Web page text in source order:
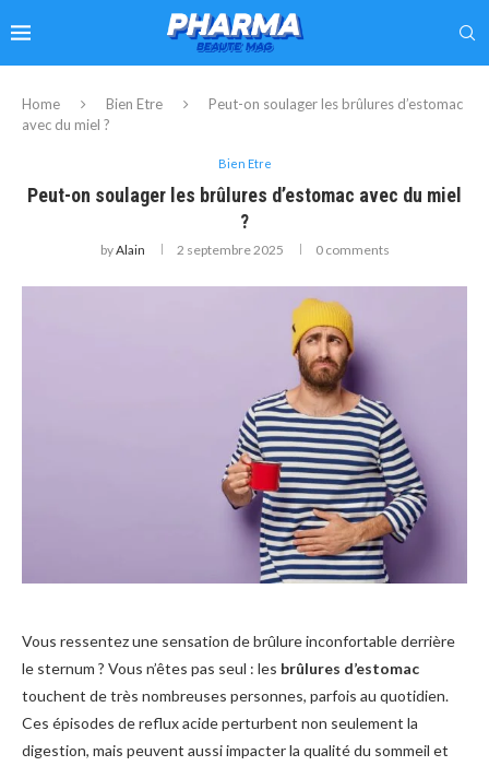
Home Bien Etre
Peut-on soulager les brûlures d’estomac
avec du miel ?
Bien Etre
Peut-on soulager les brûlures d’estomac avec du miel
?
byAlain 2 septembre 2025 0 comments
Vous ressentez une sensation de brûlure inconfortable derrière
le sternum ? Vous n’êtes pas seul : les brûlures d’estomac
touchent de très nombreuses personnes, parfois au quotidien.
Ces épisodes de reflux acide perturbent non seulement la
digestion, mais peuvent aussi impacter la qualité du sommeil et